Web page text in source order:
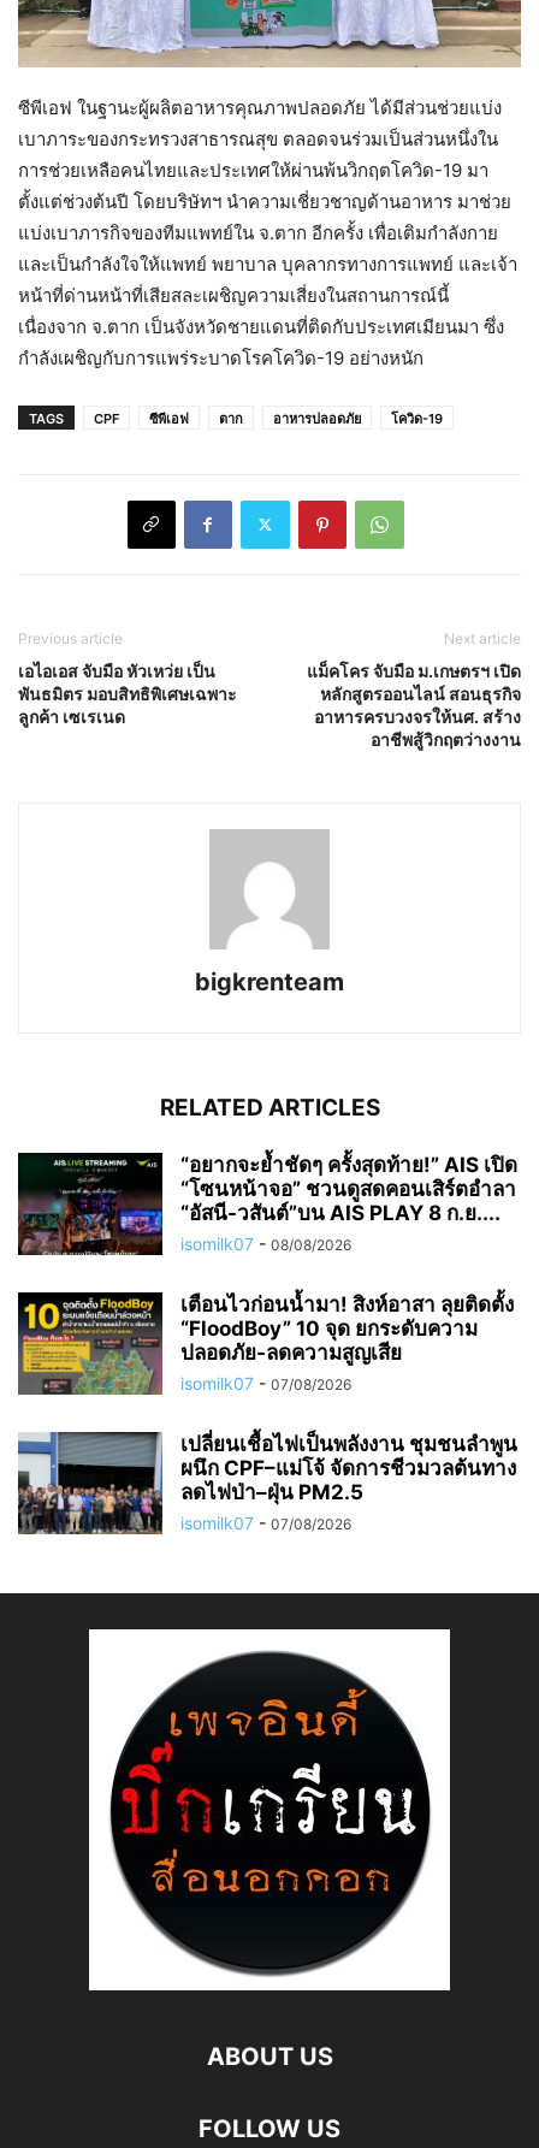
ซีพีเอฟ ในฐานะผู้ผลิตอาหารคุณภาพปลอดภัย ได้มีส่วนช่วยแบ่ง
เบาภาระของกระทรวงสาธารณสุข ตลอดจนร่วมเป็นส่วนหนึ่งใน
การช่วยเหลือคนไทยและประเทศให้ผ่านพ้นวิกฤตโควิด-19 มา
ตั้งแต่ช่วงต้นปี โดยบริษัทฯ นำความเชี่ยวชาญด้านอาหาร มาช่วย
แบ่งเบาภารกิจของทีมแพทย์ใน จ.ตาก อีกครั้ง เพื่อเติมกำลังกาย
และเป็นกำลังใจให้แพทย์ พยาบาล บุคลากรทางการแพทย์ และเจ้า
หน้าที่ด่านหน้าที่เสียสละเผชิญความเสี่ยงในสถานการณ์นี้
เนื่องจาก จ.ตาก เป็นจังหวัดชายแดนที่ติดกับประเทศเมียนมา ซึ่ง
กำลังเผชิญกับการแพร่ระบาดโรคโควิด-19 อย่างหนัก
TAGS CPF ซีพีเอฟ ตาก อาหารปลอดภัย โควิด-19
Previous article
เอไอเอส จับมือ หัวเหว่ย เป็น
พันธมิตร มอบสิทธิพิเศษเฉพาะ
ลูกค้า เซเรเนด
Next article
แม็คโคร จับมือ ม.เกษตรฯ เปิด
หลักสูตรออนไลน์ สอนธุรกิจ
อาหารครบวงจรให้นศ. สร้าง
อาชีพสู้วิกฤตว่างงาน
bigkrenteam
RELATED ARTICLES
“อยากจะย้ำชัดๆ ครั้งสุดท้าย!” AIS เปิด
“โซนหน้าจอ” ชวนดูสดคอนเสิร์ตอำลา
“อัสนี-วสันต์”บน AIS PLAY 8 ก.ย....
isomilk07 - 08/08/2026
เตือนไวก่อนน้ำมา! สิงห์อาสา ลุยติดตั้ง
“FloodBoy” 10 จุด ยกระดับความ
ปลอดภัย-ลดความสูญเสีย
isomilk07 - 07/08/2026
เปลี่ยนเชื้อไฟเป็นพลังงาน ชุมชนลำพูน
ผนึก CPF–แม่โจ้ จัดการชีวมวลต้นทาง
ลดไฟป่า–ฝุ่น PM2.5
isomilk07 - 07/08/2026
ABOUT US
FOLLOW US